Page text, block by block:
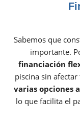
Sabemos que
importante.
financiación
piscina sin
varias opciones
lo que facilita el